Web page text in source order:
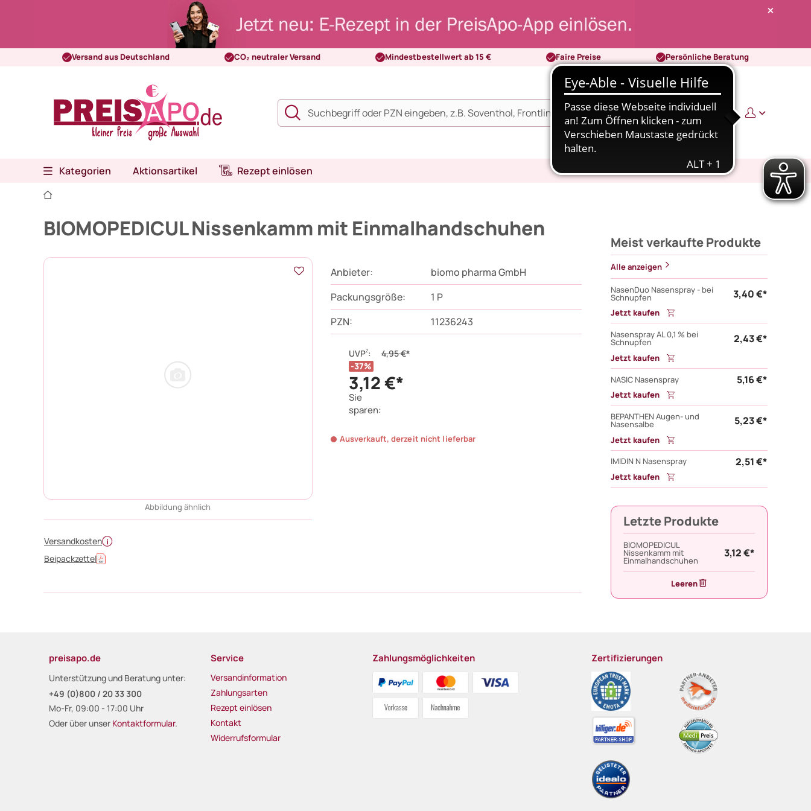
Versand aus Deutschland CO₂ neutraler Versand Mindestbestellwert ab 15 € Faire Preise Persönliche Beratung
0 0,00 €
Kategorien Aktionsartikel Rezept einlösen
BIOMOPEDICUL Nissenkamm mit Einmalhandschuhen
Abbildung ähnlich
Versandkosten
Beipackzettel
Anbieter:
biomo pharma GmbH
Packungsgröße:
1 P
PZN: 11236243
UVP2: 4,95 €*
3,12 €*
Sie
sparen:
37%
Ausverkauft, derzeit nicht lieferbar
Meist verkaufte Produkte
Alle anzeigen
NasenDuo Nasenspray - bei
Schnupfen 3,40 €*
Jetzt kaufen
Nasenspray AL 0,1 % bei
Schnupfen 2,43 €*
Jetzt kaufen
NASIC Nasenspray
5,16 €*
Jetzt kaufen
BEPANTHEN Augen- und
Nasensalbe 5,23 €*
Jetzt kaufen
IMIDIN N Nasenspray
2,51 €*
Jetzt kaufen
Letzte Produkte
BIOMOPEDICUL
Nissenkamm mit
Einmalhandschuhen
3,12 €*
Leeren
preisapo.de
Unterstützung und Beratung unter:
+49 (0)800 / 20 33 300
Mo-Fr, 09:00 - 17:00 Uhr
Oder über unser Kontaktformular.
Service
Versandinformation
Zahlungsarten
Rezept einlösen
Kontakt
Widerrufsformular
Zahlungsmöglichkeiten Zertifizierungen